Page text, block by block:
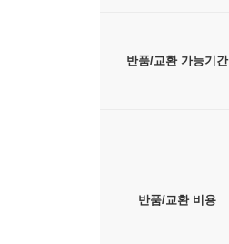
반품/교환 가능기간
반품/교환 비용